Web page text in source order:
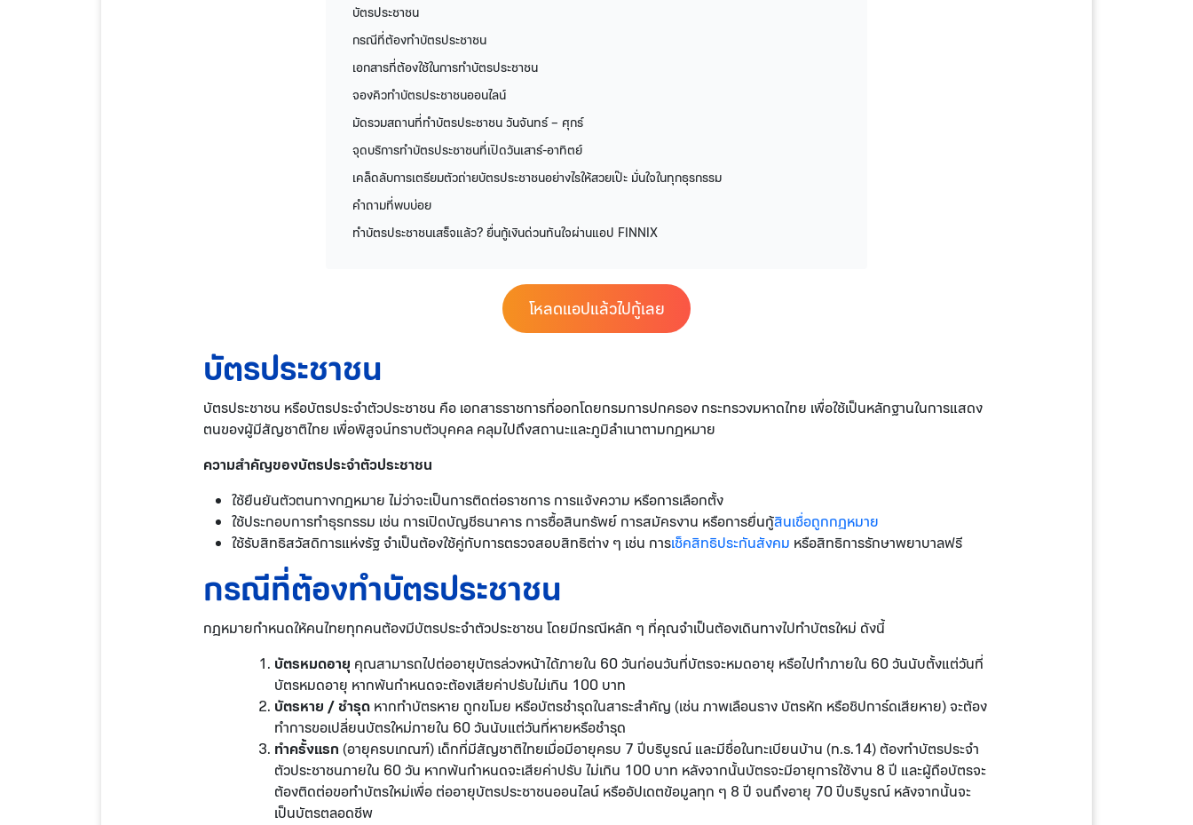
บัตรประชาชน
กรณีที่ต้องทำบัตรประชาชน
เอกสารที่ต้องใช้ในการทำบัตรประชาชน
จองคิวทำบัตรประชาชนออนไลน์
มัดรวมสถานที่ทำบัตรประชาชน วันจันทร์ – ศุกร์
จุดบริการทำบัตรประชาชนที่เปิดวันเสาร์-อาทิตย์
เคล็ดลับการเตรียมตัวถ่ายบัตรประชาชนอย่างไรให้สวยเป๊ะ มั่นใจในทุกธุรกรรม
คำถามที่พบบ่อย
ทำบัตรประชาชนเสร็จแล้ว? ยื่นกู้เงินด่วนทันใจผ่านแอป FINNIX
โหลดแอปแล้วไปกู้เลย
บัตรประชาชน
บัตรประชาชน หรือบัตรประจำตัวประชาชน คือ เอกสารราชการที่ออกโดยกรมการปกครอง กระทรวงมหาดไทย เพื่อใช้เป็นหลักฐานในการแสดง
ตนของผู้มีสัญชาติไทย เพื่อพิสูจน์ทราบตัวบุคคล คลุมไปถึงสถานะและภูมิลำเนาตามกฎหมาย
ความสำคัญของบัตรประจำตัวประชาชน
ใช้ยืนยันตัวตนทางกฎหมาย ไม่ว่าจะเป็นการติดต่อราชการ การแจ้งความ หรือการเลือกตั้ง
ใช้ประกอบการทำธุรกรรม เช่น การเปิดบัญชีธนาคาร การซื้อสินทรัพย์ การสมัครงาน หรือการยื่นกู้สินเชื่อถูกกฎหมาย
ใช้รับสิทธิสวัสดิการแห่งรัฐ จำเป็นต้องใช้คู่กับการตรวจสอบสิทธิต่าง ๆ เช่น การเช็คสิทธิประกันสังคม หรือสิทธิการรักษาพยาบาลฟรี
กรณีที่ต้องทำบัตรประชาชน
กฎหมายกำหนดให้คนไทยทุกคนต้องมีบัตรประจำตัวประชาชน โดยมีกรณีหลัก ๆ ที่คุณจำเป็นต้องเดินทางไปทำบัตรใหม่ ดังนี้
บัตรหมดอายุ คุณสามารถไปต่ออายุบัตรล่วงหน้าได้ภายใน 60 วันก่อนวันที่บัตรจะหมดอายุ หรือไปทำภายใน 60 วันนับตั้งแต่วันที่
บัตรหมดอายุ หากพ้นกำหนดจะต้องเสียค่าปรับไม่เกิน 100 บาท
บัตรหาย / ชำรุด หากทำบัตรหาย ถูกขโมย หรือบัตรชำรุดในสาระสำคัญ (เช่น ภาพเลือนราง บัตรหัก หรือชิปการ์ดเสียหาย) จะต้อง
ทำการขอเปลี่ยนบัตรใหม่ภายใน 60 วันนับแต่วันที่หายหรือชำรุด
ทำครั้งแรก (อายุครบเกณฑ์) เด็กที่มีสัญชาติไทยเมื่อมีอายุครบ 7 ปีบริบูรณ์ และมีชื่อในทะเบียนบ้าน (ท.ร.14) ต้องทำบัตรประจำ
ตัวประชาชนภายใน 60 วัน หากพ้นกำหนดจะเสียค่าปรับ ไม่เกิน 100 บาท หลังจากนั้นบัตรจะมีอายุการใช้งาน 8 ปี และผู้ถือบัตรจะ
ต้องติดต่อขอทำบัตรใหม่เพื่อ ต่ออายุบัตรประชาชนออนไลน์ หรืออัปเดตข้อมูลทุก ๆ 8 ปี จนถึงอายุ 70 ปีบริบูรณ์ หลังจากนั้นจะ
เป็นบัตรตลอดชีพ